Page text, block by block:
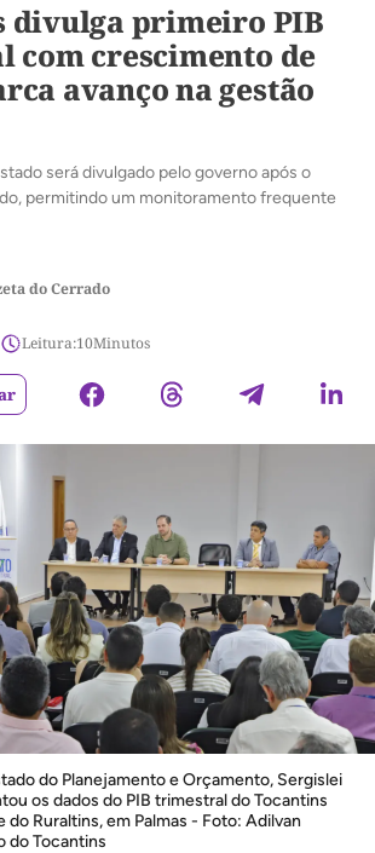
divulga primeiro PIB
com crescimento de
avanço na gestão
será divulgado pelo governo após o
permitindo um monitoramento frequente
do Cerrado
Leitura:10Minutos
do Planejamento e Orçamento, Sergislei
os dados do PIB trimestral do Tocantins
do Ruraltins, em Palmas - Foto: Adilvan
do Tocantins